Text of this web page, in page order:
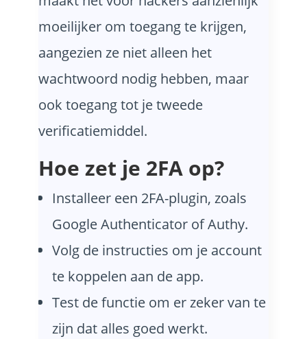
moeilijker om toegang te krijgen,
aangezien ze niet alleen het
wachtwoord nodig hebben, maar
ook toegang tot je tweede
verificatiemiddel.
Hoe zet je 2FA op?
Installeer een 2FA-plugin, zoals
Google Authenticator of Authy.
Volg de instructies om je account
te koppelen aan de app.
Test de functie om er zeker van te
zijn dat alles goed werkt.